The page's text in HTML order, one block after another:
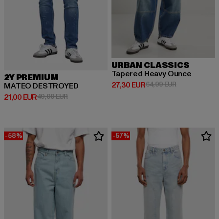
2Y PREMIUM
MATEO DESTROYED
21,00 EUR
Derzeitiger Preis: 21,00 EUR
49,99 EURAktionspreis: 49,99 EUR
URBAN CLASSICS
Tapered Heavy Ounce
27,30 EUR
Derzeitiger Preis: 27,30 EUR
64,99 EURAktionspreis:
-58% -57%